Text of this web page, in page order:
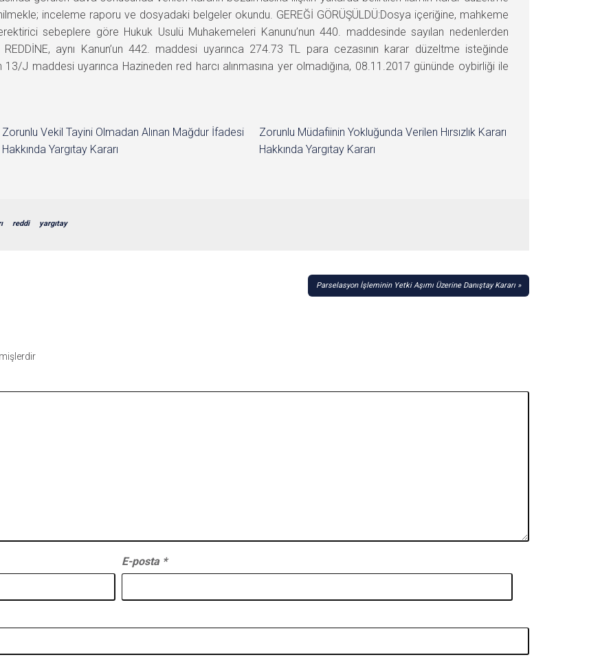
inceleme raporu ve dosyadaki belgeler okundu. GEREĞİ GÖRÜŞÜLDÜ:Dosya içeriğine, mahkeme
sebeplere göre Hukuk Usulü Muhakemeleri Kanunu’nun 440. maddesinde sayılan nedenlerden
aynı Kanun’un 442. maddesi uyarınca 274.73 TL para cezasının karar düzeltme isteğinde
13/J maddesi uyarınca Hazineden red harcı alınmasına yer olmadığına, 08.11.2017 gününde oybirliği ile
Zorunlu Vekil Tayini Olmadan Alınan Mağdur İfadesi
Hakkında Yargıtay Kararı
Zorunlu Müdafiinin Yokluğunda Verilen Hırsızlık Kararı
Hakkında Yargıtay Kararı
reddi yargıtay
Parselasyon İşleminin Yetki Aşımı Üzerine Danıştay Kararı
E-posta *